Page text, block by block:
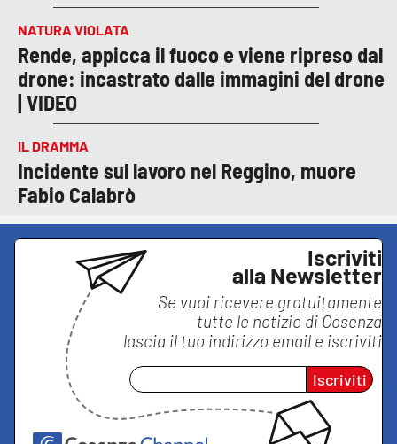
NATURA VIOLATA
Rende, appicca il fuoco e viene ripreso dal
drone: incastrato dalle immagini del drone
| VIDEO
IL DRAMMA
Incidente sul lavoro nel Reggino, muore
Fabio Calabrò
Iscriviti
alla Newsletter
Se vuoi ricevere gratuitamente
tutte le notizie di Cosenza
lascia il tuo indirizzo email e iscriviti
Iscriviti